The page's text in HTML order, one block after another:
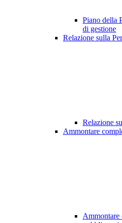
Piano della
di gestione
Relazione sulla
Relazione
Ammontare
Ammontare